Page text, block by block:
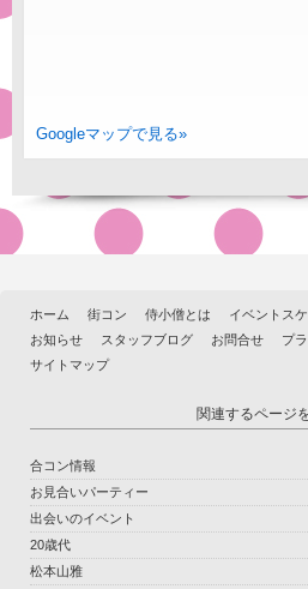
Googleマップで見る»
ホーム 街コン 侍小僧とは イベントス
お知らせ
スタッフブログ お問合せ
プ
サイトマップ
関連するページ
合コン情報
お見合いパーティー
出会いのイベント
20歳代
松本山雅